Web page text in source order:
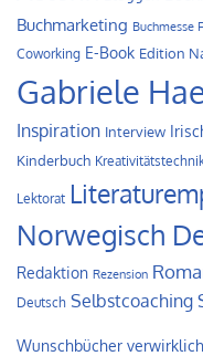
Buchmarketing Buchmesse
Coworking E-Book Edition
Gabriele
Inspiration Interview
Kinderbuch
Lektorat
Norwegisch
Redaktion Rezension
Deutsch Selbstcoaching
Wunschbücher